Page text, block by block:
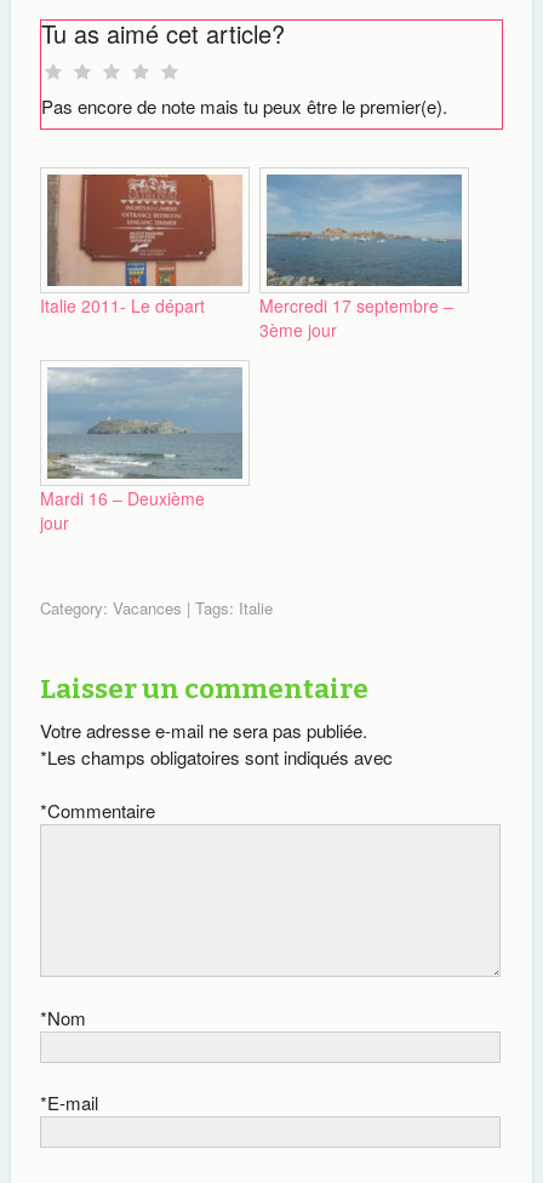
Tu as aimé cet article?
Pas encore de note mais tu peux être le premier(e).
Italie 2011- Le départ
Mercredi 17 septembre –
3ème jour
Mardi 16 – Deuxième
jour
Category: Vacances | Tags: Italie
Laisser un commentaire
Votre adresse e-mail ne sera pas publiée.
Les champs obligatoires sont indiqués avec
*
Commentaire
*
Nom
*
E-mail
*